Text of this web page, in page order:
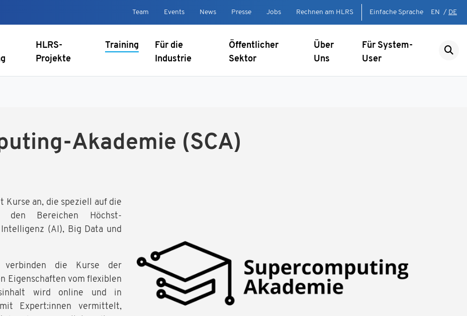
Team Events News Presse Jobs Rechnen am HLRS Einfache Sprache EN / DE
HLRS-
Projekte
Training
Für die
Industrie
Öffentlicher
Sektor
Über
Uns
Für System-
User
Akademie (SCA)
Kurse an, die speziell auf die
den Bereichen Höchst­
(AI), Big Data und
verbinden die Kurse der
Eigenschaften vom flexiblen
wird online und in
Expert:innen vermittelt,